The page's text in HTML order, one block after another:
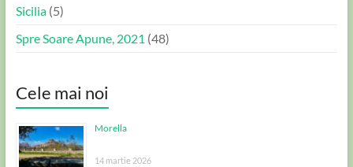
Sicilia(5)
Spre Soare Apune, 2021 (48)
Cele mai noi
Morella
14 martie 2026